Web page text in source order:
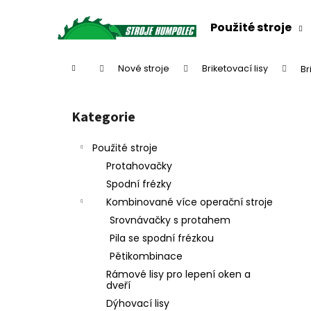
Použité stroje
Domů Nové stroje Briketovací lisy
Přeskočit
kategorie
Kategorie
Použité stroje
Protahovačky
Spodní frézky
Kombinované více operační stroje
Srovnávačky s protahem
Pila se spodní frézkou
Pětikombinace
Rámové lisy pro lepení oken a
dveří
Dýhovací lisy
Zpět
Zpět